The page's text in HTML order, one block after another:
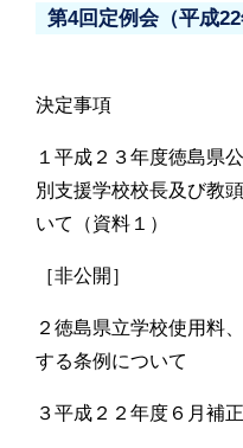
第4回定例会（平成22
決定事項
１平成２３年度徳島県
別支援学校校長及び教
いて（資料１）
［非公開］
２徳島県立学校使用料
する条例について
３平成２２年度６月補